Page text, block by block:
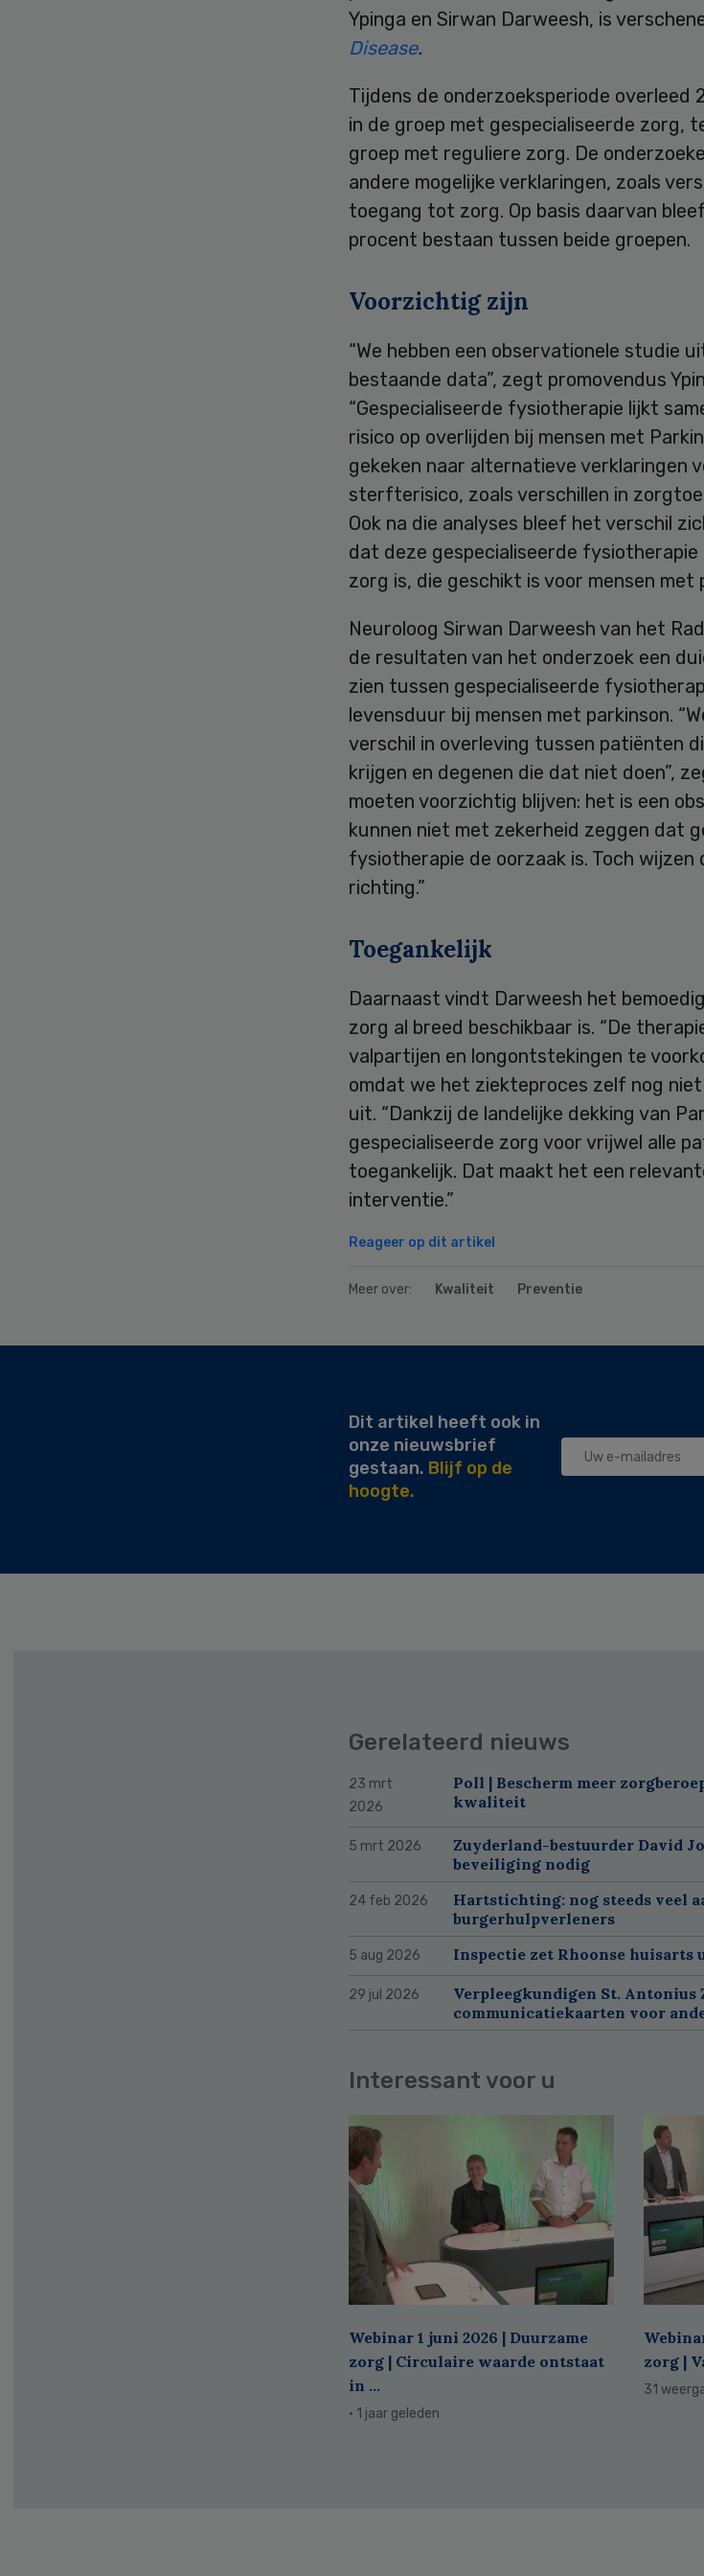
Ypinga en Sirwan Darweesh, is
Disease.
Tijdens de onderzoeksperiode overleed
in de groep met gespecialiseerde zorg,
groep met reguliere zorg. De
andere mogelijke verklaringen, zoals
toegang tot zorg. Op basis daarvan
procent bestaan tussen beide groepen.
Voorzichtig zijn
“We hebben een observationele studie
bestaande data”, zegt promovendus
“Gespecialiseerde fysiotherapie lijkt
risico op overlijden bij mensen met
gekeken naar alternatieve verklaringen
sterfterisico, zoals verschillen in
Ook na die analyses bleef het verschil
dat deze gespecialiseerde fysiotherapie
zorg is, die geschikt is voor mensen met
Neuroloog Sirwan Darweesh van het
de resultaten van het onderzoek een
zien tussen gespecialiseerde
levensduur bij mensen met parkinson.
verschil in overleving tussen patiënten
krijgen en degenen die dat niet doen”,
moeten voorzichtig blijven: het is een
kunnen niet met zekerheid zeggen dat
fysiotherapie de oorzaak is. Toch wijzen
richting.”
Toegankelijk
Daarnaast vindt Darweesh het
zorg al breed beschikbaar is. “De
valpartijen en longontstekingen te
omdat we het ziekteproces zelf nog niet
uit. “Dankzij de landelijke dekking van
gespecialiseerde zorg voor vrijwel alle
toegankelijk. Dat maakt het een
interventie.”
Reageer op dit artikel
Meer over: Kwaliteit Preventie
Dit artikel heeft ook in
onze nieuwsbrief
gestaan. Blijf op de
hoogte.
Gerelateerd nieuws
23 mrt
2026
Poll | Bescherm meer
kwaliteit
5 mrt 2026
Zuyderland-bestuurder David
beveiliging nodig
24 feb 2026
Hartstichting: nog steeds veel
burgerhulpverleners
5 aug 2026 Inspectie zet Rhoonse huisarts
29 jul 2026
Verpleegkundigen St. Antonius
communicatiekaarten voor
Interessant voor u
Webinar 1 juni 2026 | Duurzame
zorg | Circulaire waarde ontstaat
in ...
· 1 jaar geleden
zorg |
31